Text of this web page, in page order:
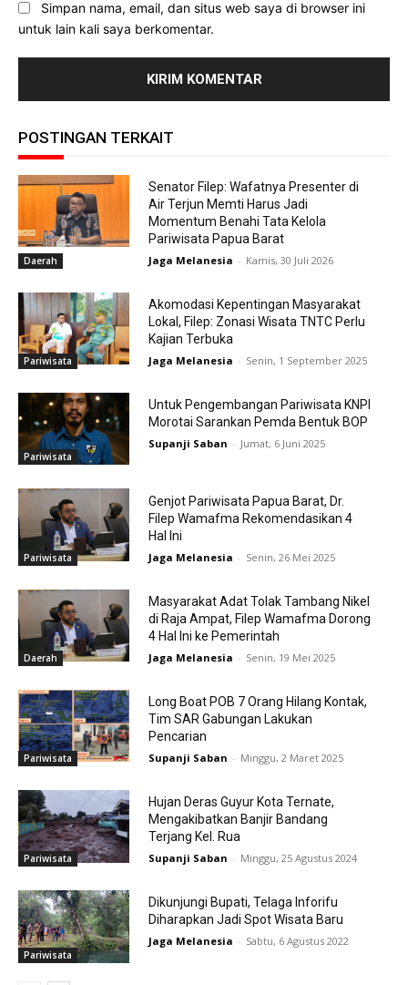
Simpan nama, email, dan situs web saya di browser ini
untuk lain kali saya berkomentar.
POSTINGAN TERKAIT
Daerah
Senator Filep: Wafatnya Presenter di
Air Terjun Memti Harus Jadi
Momentum Benahi Tata Kelola
Pariwisata Papua Barat
Jaga Melanesia - Kamis, 30 Juli 2026
Pariwisata
Akomodasi Kepentingan Masyarakat
Lokal, Filep: Zonasi Wisata TNTC Perlu
Kajian Terbuka
Jaga Melanesia - Senin, 1 September 2025
Pariwisata
Untuk Pengembangan Pariwisata KNPI
Morotai Sarankan Pemda Bentuk BOP
Supanji Saban - Jumat, 6 Juni 2025
Pariwisata
Genjot Pariwisata Papua Barat, Dr.
Filep Wamafma Rekomendasikan 4
Hal Ini
Jaga Melanesia - Senin, 26 Mei 2025
Daerah
Masyarakat Adat Tolak Tambang Nikel
di Raja Ampat, Filep Wamafma Dorong
4 Hal Ini ke Pemerintah
Jaga Melanesia - Senin, 19 Mei 2025
Pariwisata
Long Boat POB 7 Orang Hilang Kontak,
Tim SAR Gabungan Lakukan
Pencarian
Supanji Saban - Minggu, 2 Maret 2025
Pariwisata
Hujan Deras Guyur Kota Ternate,
Mengakibatkan Banjir Bandang
Terjang Kel. Rua
Supanji Saban - Minggu, 25 Agustus 2024
Pariwisata
Dikunjungi Bupati, Telaga Inforifu
Diharapkan Jadi Spot Wisata Baru
Jaga Melanesia - Sabtu, 6 Agustus 2022